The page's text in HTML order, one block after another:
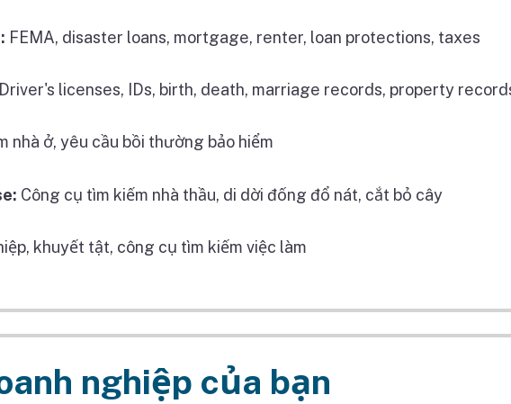
FEMA, disaster loans, mortgage, renter, loan protections, taxes
Driver's licenses, IDs, birth, death, marriage records, property
nhà ở, yêu cầu bồi thường bảo hiểm
Công cụ tìm kiếm nhà thầu, di dời đống đổ nát, cắt bỏ cây
khuyết tật, công cụ tìm kiếm việc làm
nghiệp của bạn